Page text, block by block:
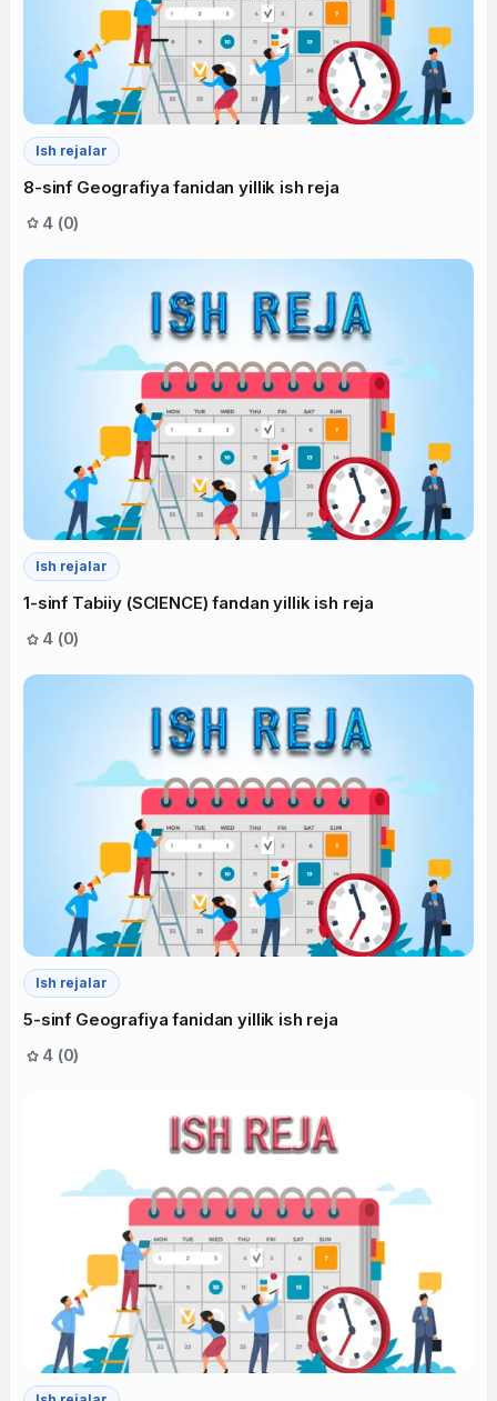
Ish rejalar
8-sinf Geografiya fanidan yillik ish reja
4 (0)
Ish rejalar
1-sinf Tabiiy (SCIENCE) fandan yillik ish reja
4 (0)
Ish rejalar
5-sinf Geografiya fanidan yillik ish reja
4 (0)